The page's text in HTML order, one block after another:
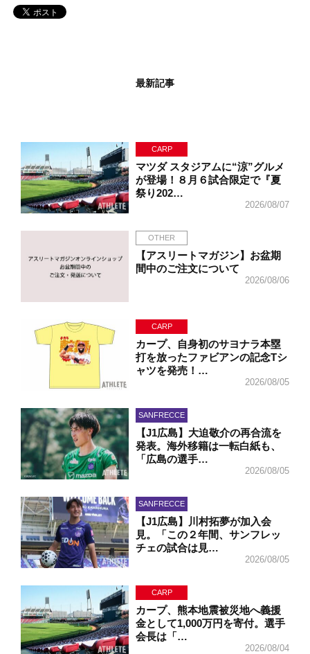
最新記事
CARP
マツダ スタジアムに“涼”グルメ
が登場！８月６試合限定で『夏
祭り202…
2026/08/07
OTHER
【アスリートマガジン】お盆期
間中のご注文について
2026/08/06
CARP
カープ、自身初のサヨナラ本塁
打を放ったファビアンの記念Tシ
ャツを発売！…
2026/08/05
SANFRECCE
【J1広島】大迫敬介の再合流を
発表。海外移籍は一転白紙も、
「広島の選手…
2026/08/05
SANFRECCE
【J1広島】川村拓夢が加入会
見。「この２年間、サンフレッ
チェの試合は見…
2026/08/05
CARP
カープ、熊本地震被災地へ義援
金として1,000万円を寄付。選手
会長は「…
2026/08/04